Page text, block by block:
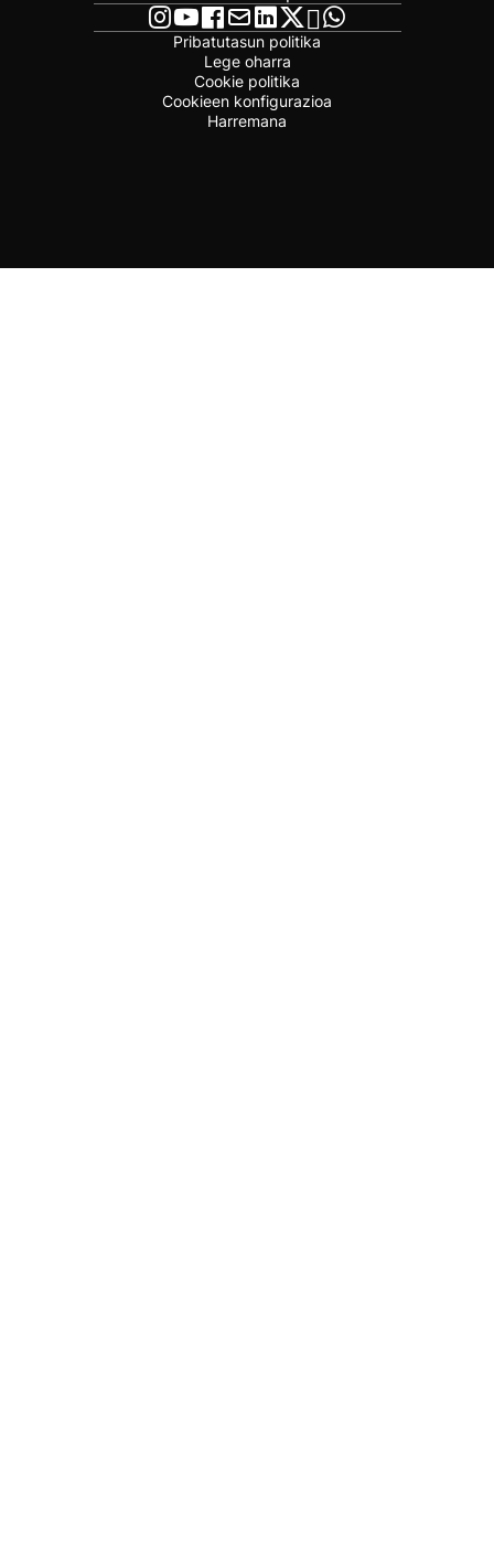
Pribatutasun politika
Lege oharra
Cookie politika
Cookieen konfigurazioa
Harremana